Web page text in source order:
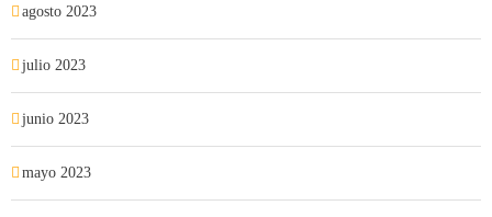
agosto 2023
julio 2023
junio 2023
mayo 2023